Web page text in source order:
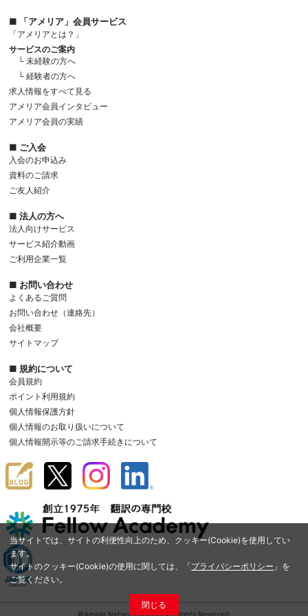
当サイトでは、サイトの利便性向上のため、クッキー(Cookie)を使用してい
ます。
サイトのクッキー(Cookie)の使用に関しては、「プライバシーポリシー 」を
ご覧ください。
閉じる
■ 「アメリア」会員サービス
「アメリアとは？」
サービスのご案内
└ 未経験の方へ
└ 経験者の方へ
求人情報をすべて見る
アメリア会員インタビュー
アメリア会員の実績
■ ご入会
入会のお申込み
資料のご請求
ご友人紹介
■ 法人の方へ
法人向けサービス
サービス紹介動画
ご利用企業一覧
■ お問い合わせ
よくあるご質問
お問い合わせ（連絡先）
会社概要
サイトマップ
■ 規約について
会員規約
ポイント利用規約
個人情報保護方針
個人情報のお取り扱いについて
個人情報開示等のご請求手続きについて
©Amelia Network Co.,Ltd. All Rights Reserved.